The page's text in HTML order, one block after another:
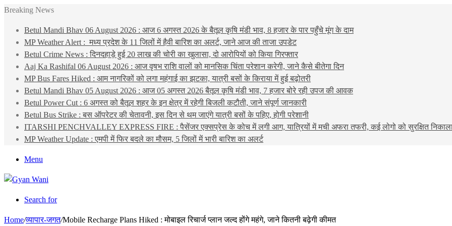
Breaking News
Betul Mandi Bhav 06 August 2026 : आज 6 अगस्त 2026 के बैतूल कृषि मंडी भाव, 8 हजार के पार पहुँचे मूंग के दाम
MP Weather Alert : मध्य प्रदेश के 11 जिलों में हैवी बारिश का अलर्ट, जाने आज की ताजा उपडेट
Betul Crime News : दिनदहाड़े हुई 20 लाख की चोरी का खुलासा, दो आरोपियों को किया गिरफ्तार
Aaj Ka Rashifal 06 August 2026 : आज वृषभ राशि वालों को मानसिक चिंता परेशान करेगी, जाने कैसे बीतेगा दिन
MP Bus Fares Hiked : आम नागरिकों को लगा महंगाई का झटका, यात्री बसों के किराया में हुई बढ़ोतरी
Betul Mandi Bhav 05 August 2026 : आज 05 अगस्त 2026 बैतूल कृषि मंडी भाव, 7 हजार बोरे रही उपज की आवक
Betul Power Cut : 6 अगस्त को बैतूल शहर के इन क्षेत्र में रहेगी बिजली कटौती, जाने संपूर्ण जानकारी
Betul Bus Strike : बस ऑपरेटर की चेतावनी, इस दिन से थम जाएंगे यात्री बसों के पहिए, होगी परेशानी
ITARSHI PENCHVALLEY EXPRESS FIRE : पैसेंजर एक्सप्रेस के कोच में लगी आग, यात्रियों में मची अफरा तफरी, कई लोगो को सुरक्षित
MP Weather Update : एमपी में फिर बदले का मौसम, 5 जिलों में भारी बारिश का अलर्ट
Menu
Search for
Home/व्यापार-जगत/Mobile Recharge Plans Hiked : मोबाइल रिचार्ज प्लान जल्द होंगे महंगे, जाने कितनी बढ़ेगी कीमत